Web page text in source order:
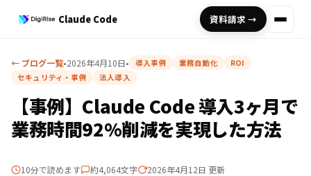
Claude Code 資料請求 →
← ブログ一覧•2026年4月10日• 導入事例 業務自動化
ROI
セキュリティ・事例
法人導入
【事例】Claude Code 導入3ヶ月で
業務時間92%削減を実現した方法
10分で読めます 約4,064文字 2026年4月12日 更新